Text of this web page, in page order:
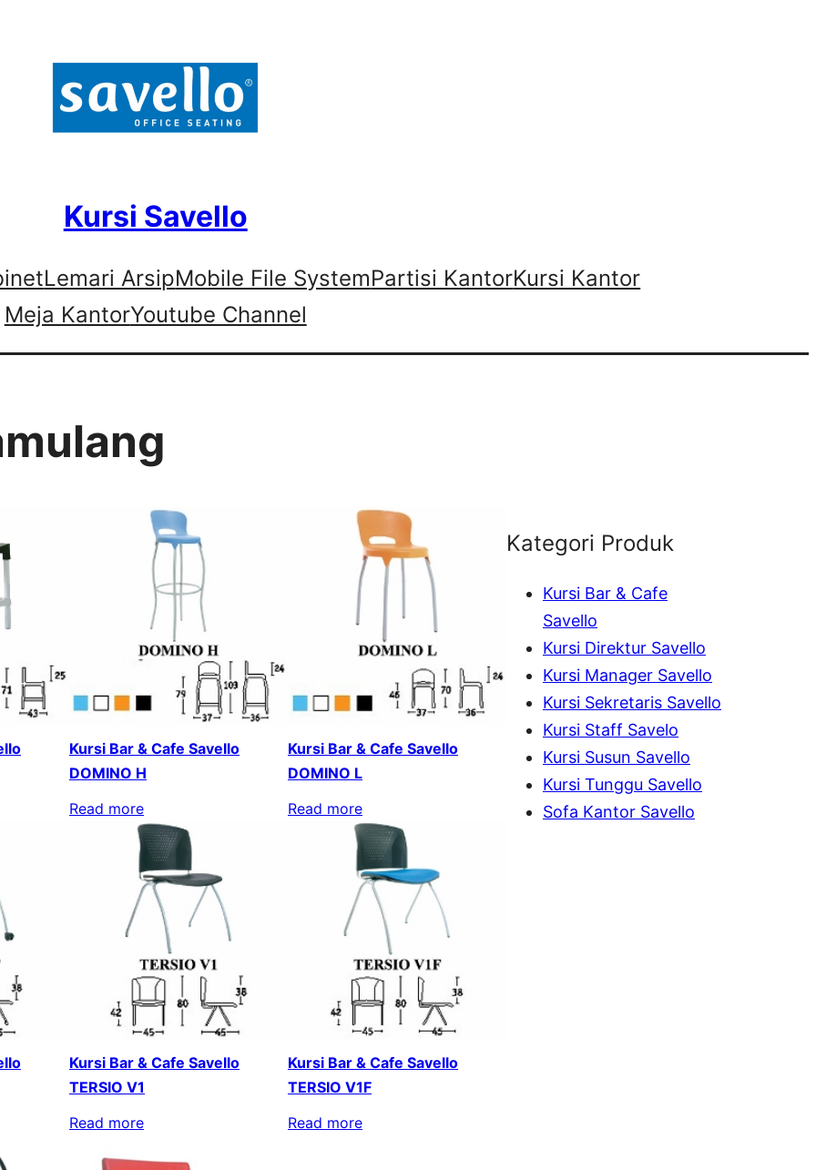
Kursi Savello
Lemari ArsipMobile File SystemPartisi KantorKursi Kantor
Meja KantorYoutube Channel
Kursi Bar & Cafe Savello
DOMINO H
Read more
Kursi Bar & Cafe Savello
DOMINO L
Read more
Kursi Bar & Cafe Savello
TERSIO V1
Read more
Kursi Bar & Cafe Savello
TERSIO V1F
Read more
Kategori Produk
Kursi Bar & Cafe
Savello
Kursi Direktur Savello
Kursi Manager Savello
Kursi Sekretaris Savello
Kursi Staff Savelo
Kursi Susun Savello
Kursi Tunggu Savello
Sofa Kantor Savello